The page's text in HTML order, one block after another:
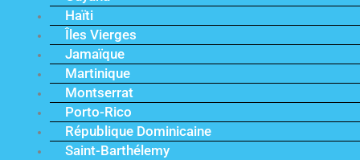
Haïti
Îles Vierges
Jamaïque
Martinique
Montserrat
Porto-Rico
République Dominicaine
Saint-Barthélemy